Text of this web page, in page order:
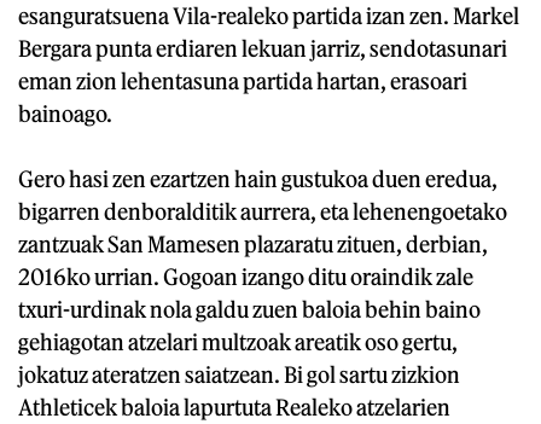
esanguratsuena Vila-realeko partida izan zen. Markel
Bergara punta erdiaren lekuan jarriz, sendotasunari
eman zion lehentasuna partida hartan, erasoari
bainoago.
Gero hasi zen ezartzen hain gustukoa duen eredua,
bigarren denboralditik aurrera, eta lehenengoetako
zantzuak San Mamesen plazaratu zituen, derbian,
2016ko urrian. Gogoan izango ditu oraindik zale
txuri-urdinak nola galdu zuen baloia behin baino
gehiagotan atzelari multzoak areatik oso gertu,
jokatuz ateratzen saiatzean. Bi gol sartu zizkion
Athleticek baloia lapurtuta Realeko atzelarien